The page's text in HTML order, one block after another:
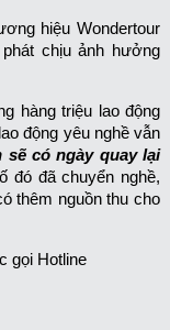
hiệu Wondertour
chịu ảnh hưởng
hàng triệu lao động
động yêu nghề vẫn
sẽ có ngày quay lại
đó đã chuyển nghề,
thêm nguồn thu cho
gọi Hotline